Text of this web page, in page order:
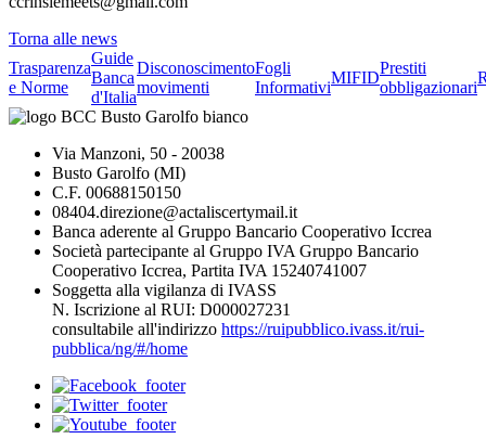
Torna alle news
Trasparenza
e Norme
Guide
Banca
d'Italia
Disconoscimento
movimenti
Fogli
Informativi
MIFID
Prestiti
obbligazionari
Via Manzoni, 50 - 20038
Busto Garolfo (MI)
C.F. 00688150150
08404.direzione@actaliscertymail.it
Banca aderente al Gruppo Bancario Cooperativo Iccrea
Società partecipante al Gruppo IVA Gruppo Bancario
Cooperativo Iccrea, Partita IVA 15240741007
Soggetta alla vigilanza di IVASS
N. Iscrizione al RUI: D000027231
consultabile all'indirizzo https://ruipubblico.ivass.it/rui-
pubblica/ng/#/home